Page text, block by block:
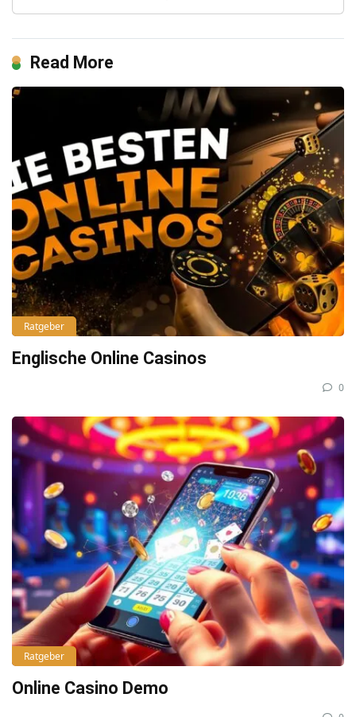
Read More
Ratgeber
Englische Online Casinos
0
Ratgeber
Online Casino Demo